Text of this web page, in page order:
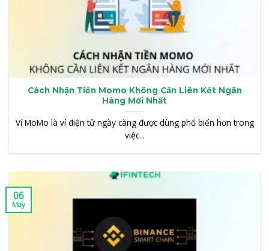
Cách Nhận Tiền Momo Không Cần Liên Kết Ngân
Hàng Mới Nhất
Ví MoMo là ví điện tử ngày càng được dùng phổ biến hơn trong
việc...
06
May